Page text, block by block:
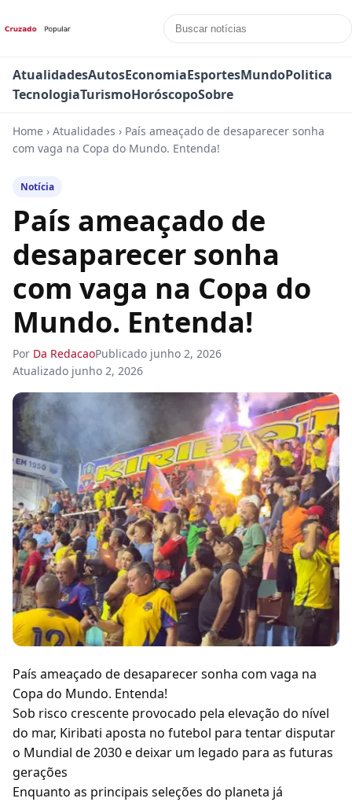
AtualidadesAutosEconomiaEsportesMundoPolitica
TecnologiaTurismoHoróscopoSobre
Home › Atualidades › País ameaçado de desaparecer sonha
com vaga na Copa do Mundo. Entenda!
Notícia
País ameaçado de
desaparecer sonha
com vaga na Copa do
Mundo. Entenda!
Por Da RedacaoPublicado junho 2, 2026
Atualizado junho 2, 2026
País ameaçado de desaparecer sonha com vaga na
Copa do Mundo. Entenda!
Sob risco crescente provocado pela elevação do nível
do mar, Kiribati aposta no futebol para tentar disputar
o Mundial de 2030 e deixar um legado para as futuras
gerações
Enquanto as principais seleções do planeta já